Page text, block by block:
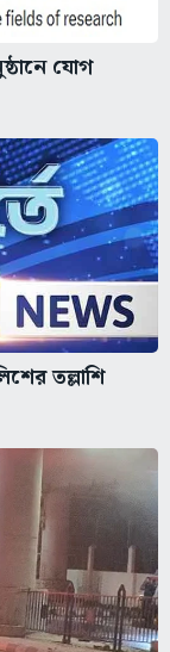
যোগ
তল্লাশি